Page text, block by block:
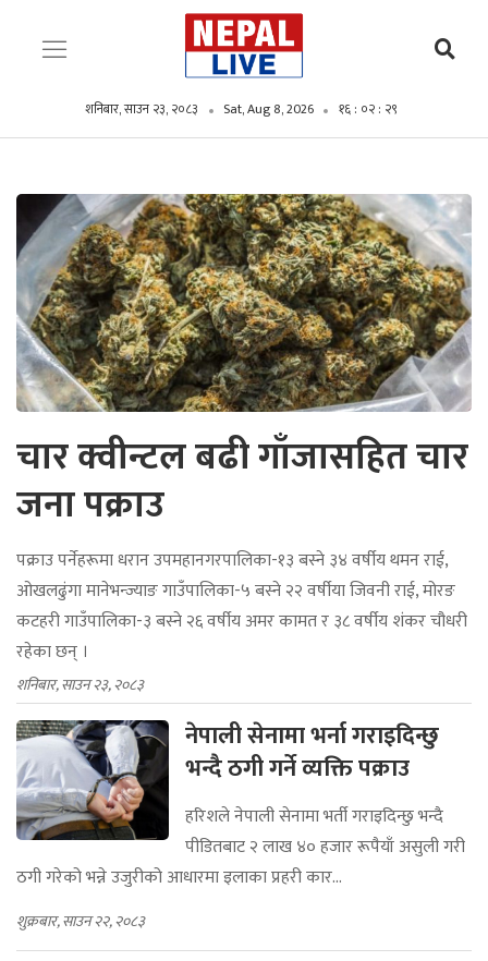
शनिबार, साउन २३, २०८३ Sat, Aug 8, 2026 १६ : ०२ : ३०
चार क्वीन्टल बढी गाँजासहित चार
जना पक्राउ
पक्राउ पर्नेहरूमा धरान उपमहानगरपालिका-१३ बस्ने ३४ वर्षीय थमन राई,
ओखलढुंगा मानेभन्ज्याङ गाउँपालिका-५ बस्ने २२ वर्षीया जिवनी राई, मोरङ
कटहरी गाउँपालिका-३ बस्ने २६ वर्षीय अमर कामत र ३८ वर्षीय शंकर चौधरी
रहेका छन् ।
शनिबार, साउन २३, २०८३
नेपाली सेनामा भर्ना गराइदिन्छु
भन्दै ठगी गर्ने व्यक्ति पक्राउ
हरिशले नेपाली सेनामा भर्ती गराइदिन्छु भन्दै
पीडितबाट २ लाख ४० हजार रूपैयाँ असुली गरी
ठगी गरेको भन्ने उजुरीको आधारमा इलाका प्रहरी कार...
शुक्रबार, साउन २२, २०८३